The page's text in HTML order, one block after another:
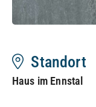
Standort
Haus im Ennstal